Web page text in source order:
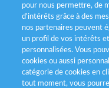
pour nous permettre, de
d'intérêts grâce à des
nos partenaires peuvent
un profil de vos intérêts
personnalisées. Vous
cookies ou aussi
catégorie de cookies en
tout moment, vous